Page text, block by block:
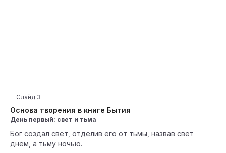
Основа творения в книге Бытия
Слайд 3
День первый: свет и тьма
Бог создал свет, отделив его от тьмы, назвав свет
днем, а тьму ночью.